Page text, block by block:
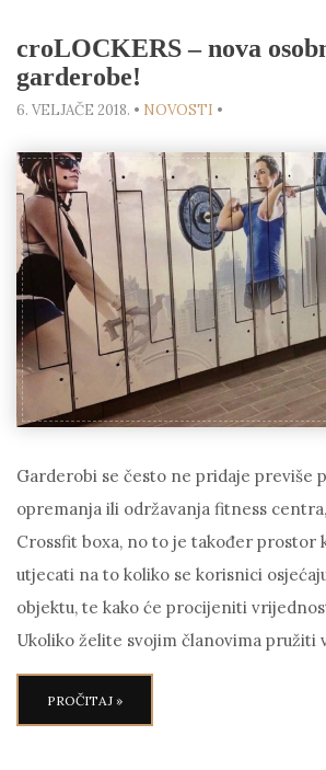
croLOCKERS – nova
garderobe!
6. VELJAČE 2018. • NOVOSTI •
Garderobi se često ne pridaje previše
opremanja ili održavanja fitness
Crossfit boxa, no to je također prostor
utjecati na to koliko se korisnici
objektu, te kako će procijeniti
Ukoliko želite svojim članovima pružiti
PROČITAJ »